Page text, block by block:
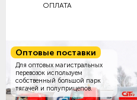
ОПЛАТА
Оптовые поставки
Для оптовых магистральных
перевозок используем
собственный большой парк
тягачей и полуприцепов.